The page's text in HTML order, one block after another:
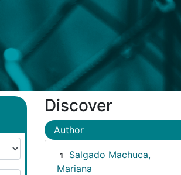
Discover
Author
1
Salgado Machuca,
Mariana